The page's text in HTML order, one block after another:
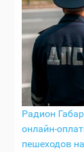
Радион
онлайн-
пешеходов